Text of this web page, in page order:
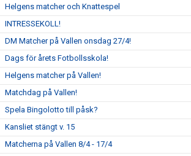
Helgens matcher och Knattespel
INTRESSEKOLL!
DM Matcher på Vallen onsdag 27/4!
Dags för årets Fotbollsskola!
Helgens matcher på Vallen!
Matchdag på Vallen!
Spela Bingolotto till påsk?
Kansliet stängt v. 15
Matcherna på Vallen 8/4 - 17/4